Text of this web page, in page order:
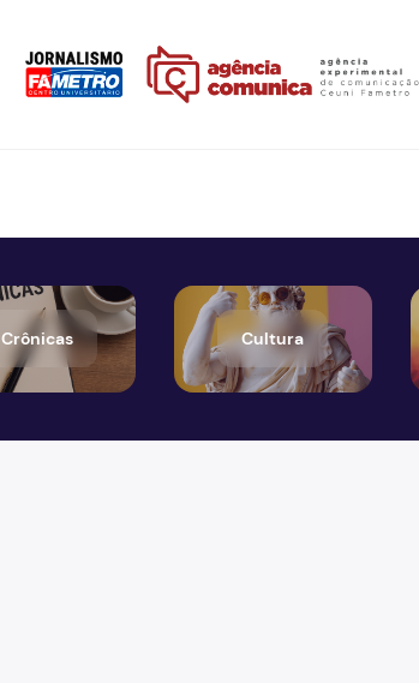
Crônicas Cultura
Amazônia em 2025